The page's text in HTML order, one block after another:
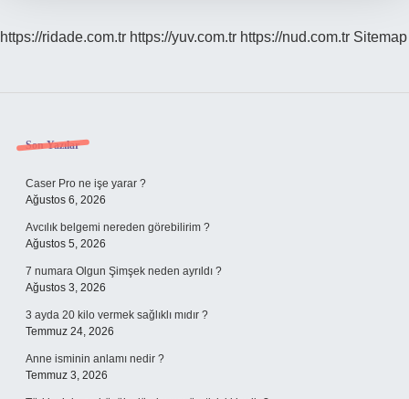
https://ridade.com.tr https://yuv.com.tr https://nud.com.tr Sitemap
Sidebar
Son Yazılar
Caser Pro ne işe yarar ?
Ağustos 6, 2026
Avcılık belgemi nereden görebilirim ?
Ağustos 5, 2026
7 numara Olgun Şimşek neden ayrıldı ?
Ağustos 3, 2026
3 ayda 20 kilo vermek sağlıklı mıdır ?
Temmuz 24, 2026
Anne isminin anlamı nedir ?
Temmuz 3, 2026